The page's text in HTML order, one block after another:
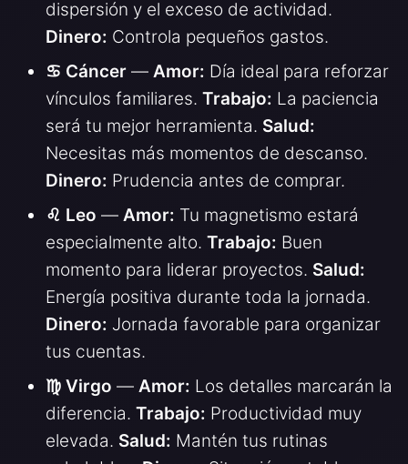
dispersión y el exceso de actividad.
Dinero: Controla pequeños gastos.
♋ Cáncer — Amor: Día ideal para reforzar
vínculos familiares. Trabajo: La paciencia
será tu mejor herramienta. Salud:
Necesitas más momentos de descanso.
Dinero: Prudencia antes de comprar.
♌ Leo — Amor: Tu magnetismo estará
especialmente alto. Trabajo: Buen
momento para liderar proyectos. Salud:
Energía positiva durante toda la jornada.
Dinero: Jornada favorable para organizar
tus cuentas.
♍ Virgo — Amor: Los detalles marcarán la
diferencia. Trabajo: Productividad muy
elevada. Salud: Mantén tus rutinas